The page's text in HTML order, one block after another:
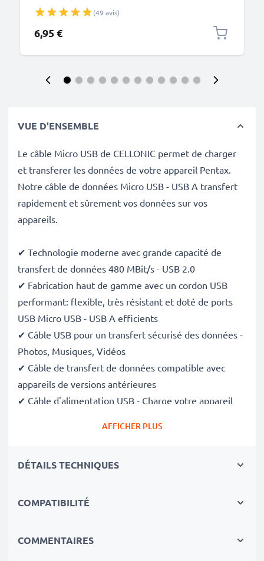
de 1.5m pour TV, DVD, Blu-Ray, Caméra, Moniteur
(49 avis)
6,95 €
VUE D'ENSEMBLE
Le câble Micro USB de CELLONIC permet de charger
et transferer les données de votre appareil Pentax.
Notre câble de données Micro USB - USB A transfert
rapidement et sûrement vos données sur vos
appareils.
✔ Technologie moderne avec grande capacité de
transfert de données 480 MBit/s - USB 2.0
✔ Fabrication haut de gamme avec un cordon USB
performant: flexible, très résistant et doté de ports
USB Micro USB - USB A efficients
✔ Câble USB pour un transfert sécurisé des données -
Photos, Musiques, Vidéos
✔ Câble de transfert de données compatible avec
appareils de versions antérieures
✔ Câble d'alimentation USB - Charge votre appareil
Matériau du Câble: PVC
Connecteur 1: Micro USB
Version: 2.0
AFFICHER PLUS
DÉTAILS TECHNIQUES
COMPATIBILITÉ
COMMENTAIRES